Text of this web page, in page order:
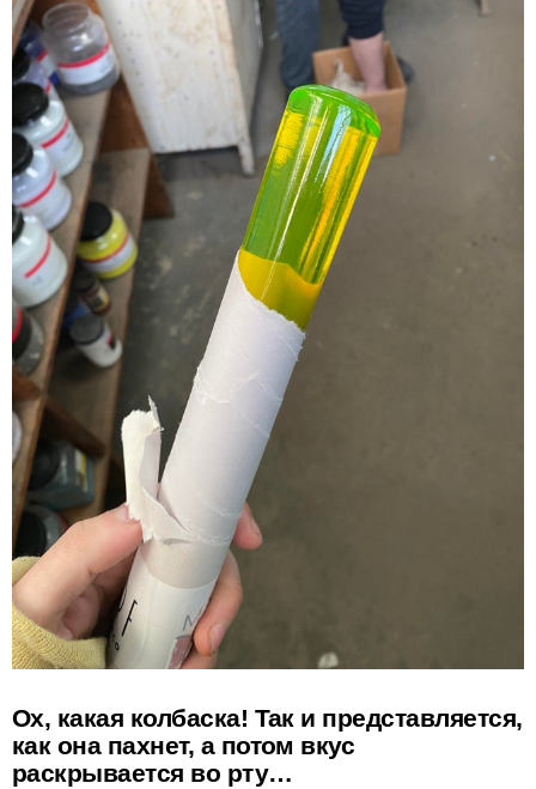
Ох, какая колбаска! Так и представляется,
как она пахнет, а потом вкус
раскрывается во рту…